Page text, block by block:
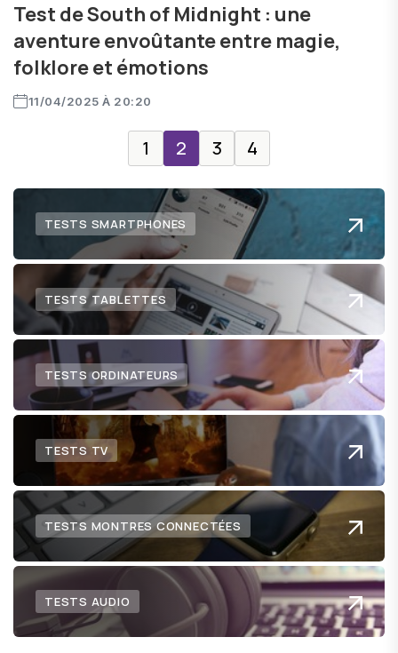
Test de South of Midnight : une
aventure envoûtante entre magie,
folklore et émotions
11/04/2025 À 20:20
1 2 3 4
TESTS SMARTPHONES
TESTS TABLETTES
TESTS ORDINATEURS
TESTS TV
TESTS MONTRES CONNECTÉES
TESTS AUDIO